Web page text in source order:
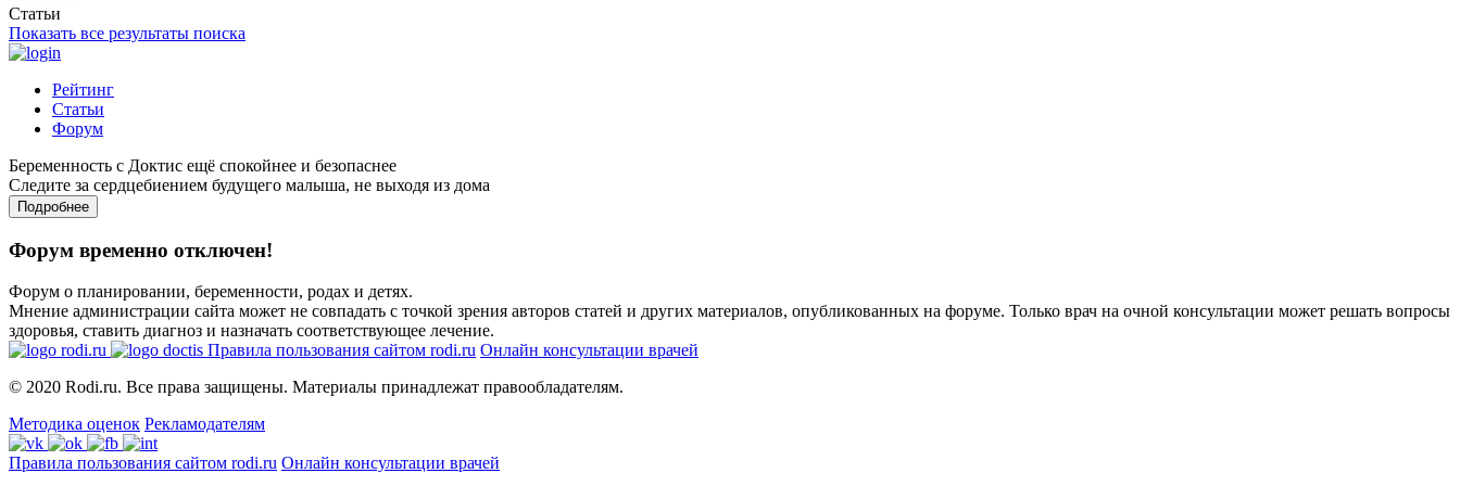
Статьи
Показать все результаты поиска
Рейтинг
Статьи
Форум
Беременность с Доктис ещё спокойнее и безопаснее
Следите за сердцебиением будущего малыша, не выходя из дома
Подробнее
Форум временно отключен!
Форум о планировании, беременности, родах и детях.
Мнение администрации сайта может не совпадать с точкой зрения авторов статей и других материалов, опубликованных на форуме. Только врач на очной консультации может решать вопросы
здоровья, ставить диагноз и назначать соответствующее лечение.
Правила пользования сайтом rodi.ru Онлайн консультации врачей
© 2020 Rodi.ru. Все права защищены. Материалы принадлежат правообладателям.
Методика оценок Рекламодателям
Правила пользования сайтом rodi.ru Онлайн консультации врачей